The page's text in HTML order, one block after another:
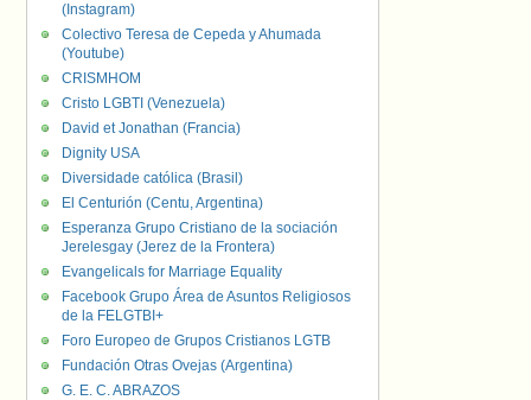
(Instagram)
Colectivo Teresa de Cepeda y Ahumada
(Youtube)
CRISMHOM
Cristo LGBTI (Venezuela)
David et Jonathan (Francia)
Dignity USA
Diversidade católica (Brasil)
El Centurión (Centu, Argentina)
Esperanza Grupo Cristiano de la sociación
Jerelesgay (Jerez de la Frontera)
Evangelicals for Marriage Equality
Facebook Grupo Área de Asuntos Religiosos
de la FELGTBI+
Foro Europeo de Grupos Cristianos LGTB
Fundación Otras Ovejas (Argentina)
G. E. C. ABRAZOS